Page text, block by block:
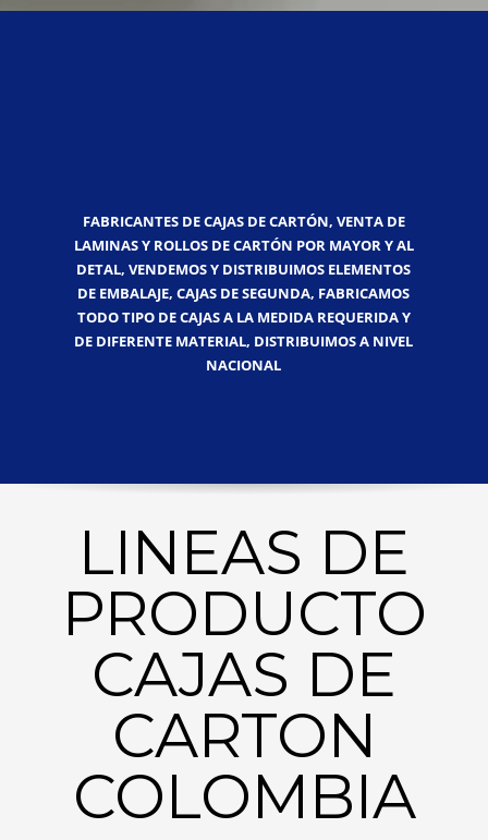
FABRICANTES DE CAJAS DE CARTÓN, VENTA DE
LAMINAS Y ROLLOS DE CARTÓN POR MAYOR Y AL
DETAL, VENDEMOS Y DISTRIBUIMOS ELEMENTOS
DE EMBALAJE, CAJAS DE SEGUNDA, FABRICAMOS
TODO TIPO DE CAJAS A LA MEDIDA REQUERIDA Y
DE DIFERENTE MATERIAL, DISTRIBUIMOS A NIVEL
NACIONAL
LINEAS DE
PRODUCTO
CAJAS DE
CARTON
COLOMBIA